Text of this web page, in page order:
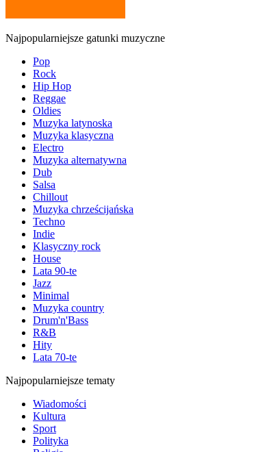
Najpopularniejsze gatunki muzyczne
Pop
Rock
Hip Hop
Reggae
Oldies
Muzyka latynoska
Muzyka klasyczna
Electro
Muzyka alternatywna
Dub
Salsa
Chillout
Muzyka chrześcijańska
Techno
Indie
Klasyczny rock
House
Lata 90-te
Jazz
Minimal
Muzyka country
Drum'n'Bass
R&B
Hity
Lata 70-te
Najpopularniejsze tematy
Wiadomości
Kultura
Sport
Polityka